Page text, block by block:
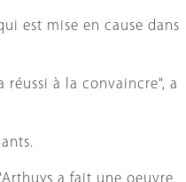
est mise en cause dans
à la convaincre", a
a fait une oeuvre